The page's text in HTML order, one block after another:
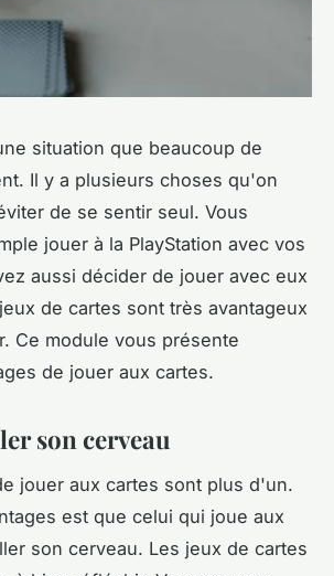
situation que beaucoup de
Il y a plusieurs choses qu'on
de se sentir seul. Vous
jouer à la PlayStation avec vos
aussi décider de jouer avec eux
de cartes sont très avantageux
Ce module vous présente
de jouer aux cartes.
son cerveau
jouer aux cartes sont plus d'un.
est que celui qui joue aux
son cerveau. Les jeux de cartes